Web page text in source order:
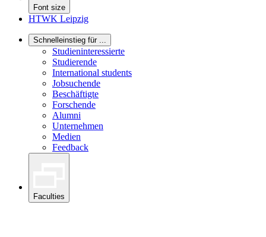
Font size
HTWK Leipzig
Schnelleinstieg für ...
Studieninteressierte
Studierende
International students
Jobsuchende
Beschäftigte
Forschende
Alumni
Unternehmen
Medien
Feedback
Faculties